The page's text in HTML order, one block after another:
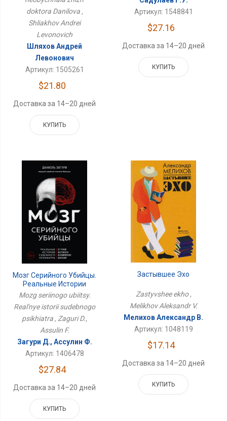
doktora Danilova ,
Shliakhov Andrei
Levonovich
Шляхов Андрей
Левонович
Артикул: 1505261
$21.80
Доставка за 14–20 дней
КУПИТЬ
Артикул: 1548841
$27.16
Доставка за 14–20 дней
КУПИТЬ
Мозг Серийного Убийцы.
Реальные Истории
Судебного Психиатра
Mozg seriinogo ubiitsy.
Real'nye istorii sudebnogo
psikhiatra , Zaguri D.,
Assulin F.
Загури Д., Ассулин Ф.
Артикул: 1406478
$27.84
Доставка за 14–20 дней
КУПИТЬ
Застывшее Эхо
Zastyvshee ekho ,
Melikhov Aleksandr V.
Мелихов Александр В.
Артикул: 1048119
$17.14
Доставка за 14–20 дней
КУПИТЬ